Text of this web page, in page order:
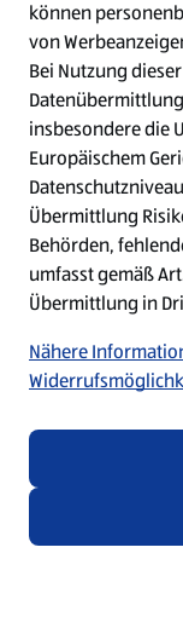
Something
the app
können
von
Bei Nutzung
insbesondere die
Europäischem
Übermittlung
Behörden,
umfasst gemäß
Übermittlung in
Nähere